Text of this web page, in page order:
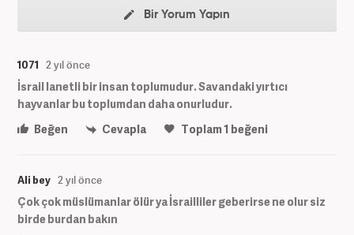
Bir Yorum Yapın
1071 2 yıl önce
İsrail lanetli bir insan toplumudur. Savandaki yırtıcı
hayvanlar bu toplumdan daha onurludur.
Beğen
Cevapla Toplam1 beğeni
Ali bey 2 yıl önce
Çok çok müslümanlar ölür ya İsrailliler geberirse ne olur siz
birde burdan bakın